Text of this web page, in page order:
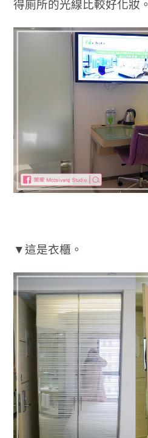
得廁所的光線比較好化妝。
▼這是衣櫃。